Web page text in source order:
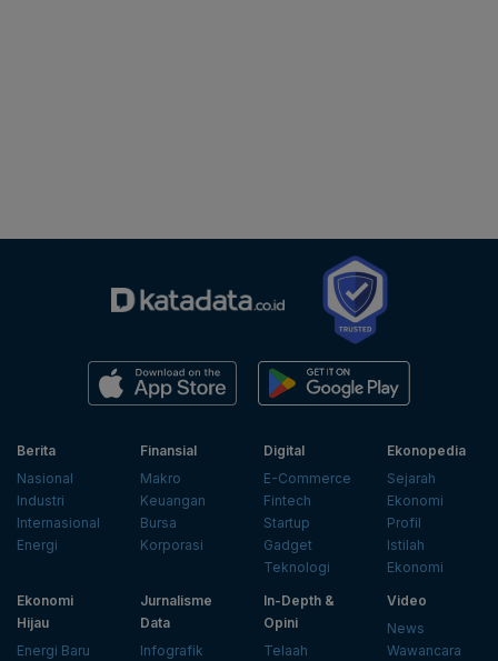
Berita
Nasional
Industri
Internasional
Energi
Finansial
Makro
Keuangan
Bursa
Korporasi
Digital
E-Commerce
Fintech
Startup
Gadget
Teknologi
Ekonopedia
Sejarah
Ekonomi
Profil
Istilah
Ekonomi
Ekonomi
Hijau
Energi Baru
Jurnalisme
Data
Infografik
In-Depth &
Opini
Telaah
Video
News
Wawancara